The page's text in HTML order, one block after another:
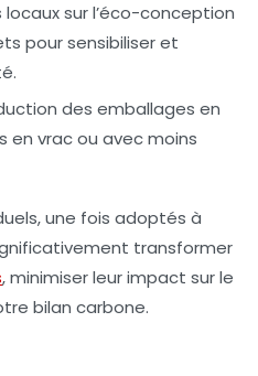
locauxsur l’éco-conception
pour sensibiliser et
des emballages en
en vrac ou avec moins
une fois adoptés à
transformer
, minimiser leur impact sur le
bilan carbone.